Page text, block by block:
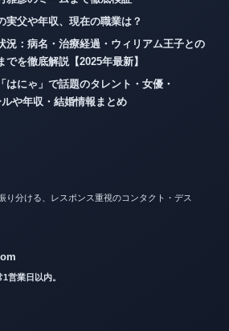
実父や年収、現在の職業は？
況：病名・治療経過・ウィリアム王子との
を徹底解説【2025年最新】
はにゃ」で話題のタレント・女優・
や年収・結婚情報まとめ
り分ける、レスポンス重視のコンタクト・デス
営業日以内。